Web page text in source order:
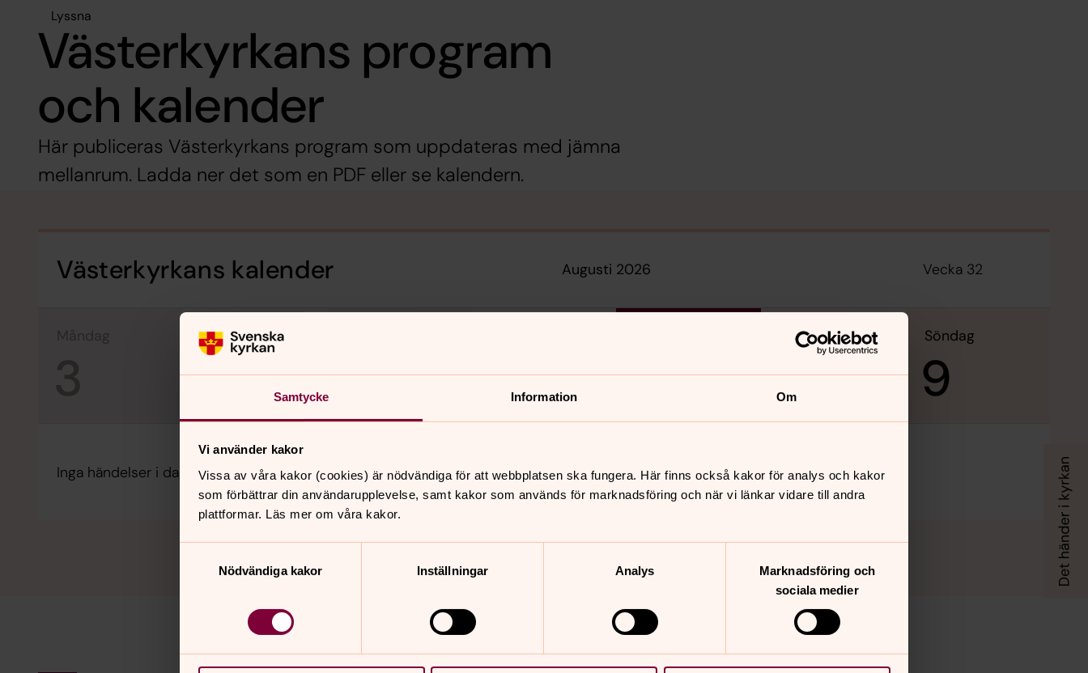
Samtycke Information Om
Vi använder kakor
Vissa av våra kakor (cookies) är nödvändiga för att webbplatsen ska fungera. Här finns också kakor för analys och kakor
som förbättrar din användarupplevelse, samt kakor som används för marknadsföring och när vi länkar vidare till andra
plattformar. Läs mer om våra kakor.
Nödvändiga kakor
Inställningar Analys
Marknadsföring och
sociala medier
Lyssna
Västerkyrkans program
och kalender
Här publiceras Västerkyrkans program som uppdateras med jämna
mellanrum. Ladda ner det som en PDF eller se kalendern.
Västerkyrkans kalender augusti 2026 Vecka 32
tisdag
4 5 6 7
lördag
8
söndag
9
Inga händelser i dag.